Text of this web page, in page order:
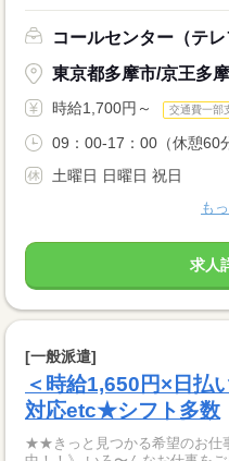
コールセンター（テ
東京都多摩市/京王多
時給1,700円～ 交通費一部
09：00-17：00（休憩60
土曜日 日曜日 祝日
も
求人
[一般派遣]
＜時給1,650円×日払
対応etc★シフト多数
★★きっと見つかる希望のお仕事★★ 《20代〜40代